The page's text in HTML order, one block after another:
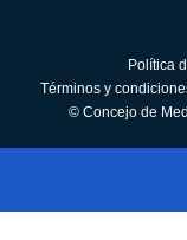
Política
Términos y
© Concejo de